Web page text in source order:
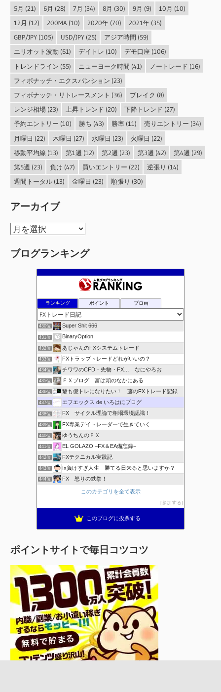
5月 (21) 6月 (28) 7月 (34) 8月 (30) 9月 (9) 10月 (10)
12月 (12) 200MA (10) 2020年(70) 2021年(35)
GBP/JPY(105) USD/JPY(25) アジア時間 (59)
エリオット波動 (61) デイトレ (10) デモ口座 (106)
トレンドライン (55) ニューヨーク時間 (41) ノートレード (16)
フィボナッチ・エクスパンション (23)
フィボナッチ・リトレースメント (36) ブレイク (8)
レンジ相場(23) 上昇トレンド (20) 下降トレンド (27)
予約エントリー (10) 勝ち (43) 勝率(11) 売りエントリー (34)
月曜日 (22) 木曜日 (27) 水曜日 (23) 火曜日 (22)
移動平均線 (13) 第1週 (12) 第2週 (23) 第3週 (42) 第4週 (29)
第5週 (23) 負け (47) 買いエントリー (22) 逆張り (14)
週間トータル(13) 金曜日 (23) 順張り (30)
アーカイブ
ア
カ
ブログランキング
ランキング ポイント ブロ画
430位 Super Shit 666
431位 BinaryOption
432位 あじゃんのFXシステムトレード
433位 FXトラップトレードどれがいいの？
434位 チワワのCFD・先物・FX… なにやろお
435位 ＦＸブログ 富は頭のなかにある
436位 爺も億トレになりたい！ 藤のFXトレード記録
437位 エフエックス de いろはにブログ
438位 FX サイクル理論で相場環境認識！
439位 FX専業デイトレーダーで生きていく
440位 ゆうちんのＦＸ
441位 EL GOLAZO −FX＆EA備忘録−
442位 FXテクニカル実践記
443位 fx負けすぎ人生 勝てる日来ると思いますか？
444位 FX 怒りの鉄拳！
このカテゴリを全て表示
参加する
このブログに投票する
ポイントサイトで毎日コツコツ